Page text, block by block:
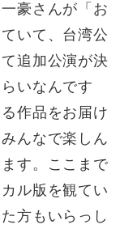
豪さんが「お
いて、台湾公
追加公演が決
いなんです
作品をお届け
んなで楽しん
す。ここまで
ル版を観てい
方もいらっし